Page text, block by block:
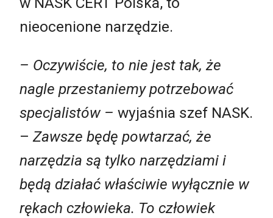
nieocenione narzędzie.
– Oczywiście, to nie jest tak, że
nagle przestaniemy potrzebować
specjalistów – wyjaśnia szef NASK.
–Zawsze będę powtarzać, że
narzędzia są tylko narzędziami i
będą działać właściwie wyłącznie w
rękach człowieka. To człowiek